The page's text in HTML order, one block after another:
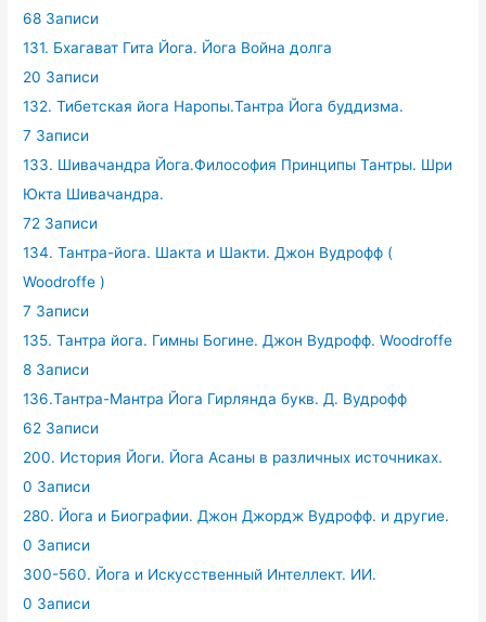
68 Записи
131. Бхагават Гита Йога. Йога Война долга
20 Записи
132. Тибетская йога Наропы.Тантра Йога буддизма.
7 Записи
133. Шивачандра Йога.Философия Принципы Тантры. Шри
Юкта Шивачандра.
72 Записи
134. Тантра-йога. Шакта и Шакти. Джон Вудрофф (
Woodroffe )
7 Записи
135. Тантра йога. Гимны Богине. Джон Вудрофф. Woodroffe
8 Записи
136.Тантра-Мантра Йога Гирлянда букв. Д. Вудрофф
62 Записи
200. История Йоги. Йога Асаны в различных источниках.
0 Записи
280. Йога и Биографии. Джон Джордж Вудрофф. и другие.
0 Записи
300-560. Йога и Искусственный Интеллект. ИИ.
0 Записи